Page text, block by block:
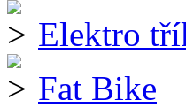
Elektro
Fat Bike